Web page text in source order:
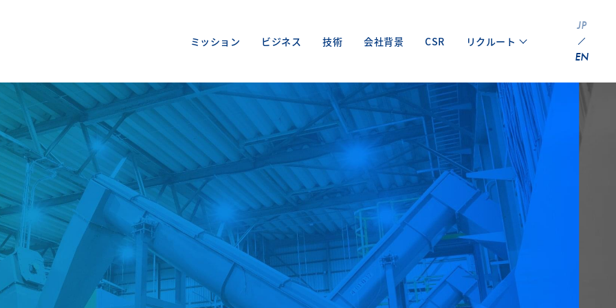
ミッション ビジネス 技術 会社背景 CSR リクルート
職種紹介
JP
EN